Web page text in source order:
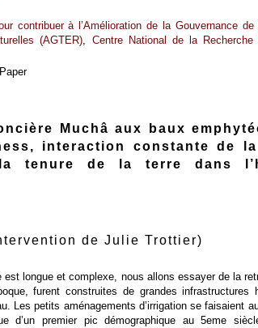
contribuer à l’Amélioration de la Gouvernance
(AGTER)
Centre National de la Recherche
Muchâ aux baux
interaction constante de
tenure de la terre dans
de Julie Trottier)
est longue et complexe, nous allons essayer de la
furent construites de grandes infrastructures
Les petits aménagements d’irrigation se faisaient
d’un premier pic démographique au 5eme